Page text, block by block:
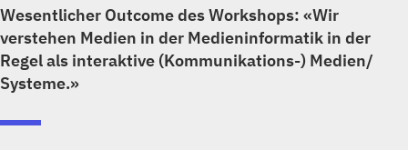
Wesentlicher Outcome des Workshops: «Wir
verstehen Medien in der Medieninformatik in der
Regel als interaktive (Kommunikations-) Medien/
Systeme.»